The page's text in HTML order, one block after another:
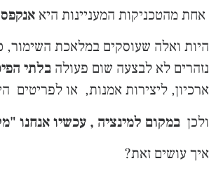
אחת מהטכניקות המעניינות היא
היות ואלה שעוסקים במלאכת השימור,
נזהרים לא לבצעה שום פעולה בלתי
ארכיון, ליצירות אמנות, או לפריטים
ולכן במקום למינציה , עכשיו אנחנו
איך עושים זאת?